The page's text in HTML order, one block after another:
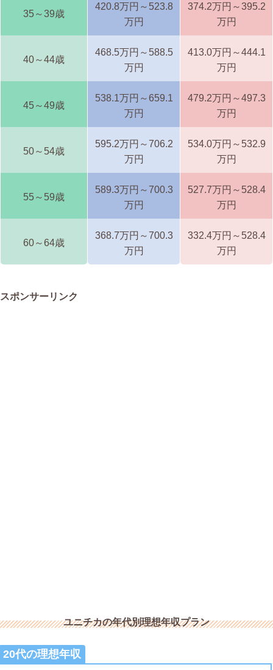
35～39歳
420.8万円～523.8
万円
374.2万円～395.2
万円
40～44歳
468.5万円～588.5
万円
413.0万円～444.1
万円
45～49歳
538.1万円～659.1
万円
479.2万円～497.3
万円
50～54歳
595.2万円～706.2
万円
534.0万円～532.9
万円
55～59歳
589.3万円～700.3
万円
527.7万円～528.4
万円
60～64歳
368.7万円～700.3
万円
332.4万円～528.4
万円
スポンサーリンク
ユニチカの年代別理想年収プラン
20代の理想年収